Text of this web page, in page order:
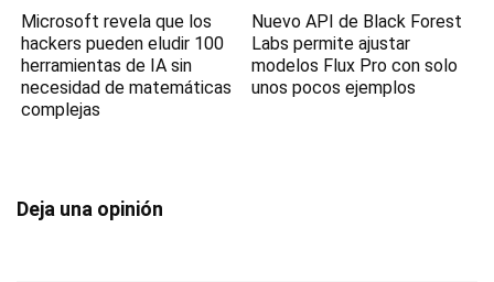
Microsoft revela que los
hackers pueden eludir 100
herramientas de IA sin
necesidad de matemáticas
complejas
Nuevo API de Black Forest
Labs permite ajustar
modelos Flux Pro con solo
unos pocos ejemplos
Deja una opinión